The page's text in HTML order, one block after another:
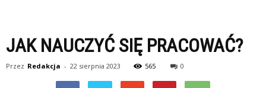
JAK NAUCZYĆ SIĘ PRACOWAĆ?
Przez Redakcja - 22 sierpnia 2023 565 0